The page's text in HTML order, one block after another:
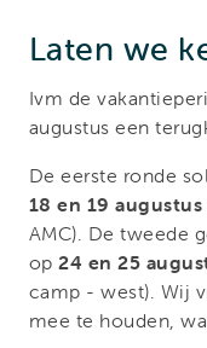
Laten we
Ivm de
augustus een
De eerste ronde
18 en 19 augustus
AMC). De tweede
op24 en 25
camp - west). Wij
mee te houden,